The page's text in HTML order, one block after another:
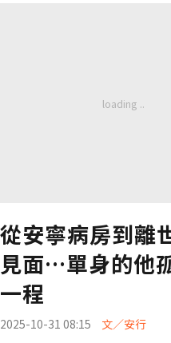
從安寧病房到離
見面…單身的他
一程
2025-10-31 08:15 文／安行